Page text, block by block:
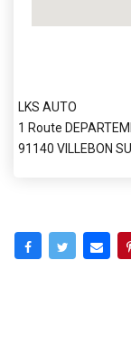
LKS AUTO
1 Route
91140 VILLEBON